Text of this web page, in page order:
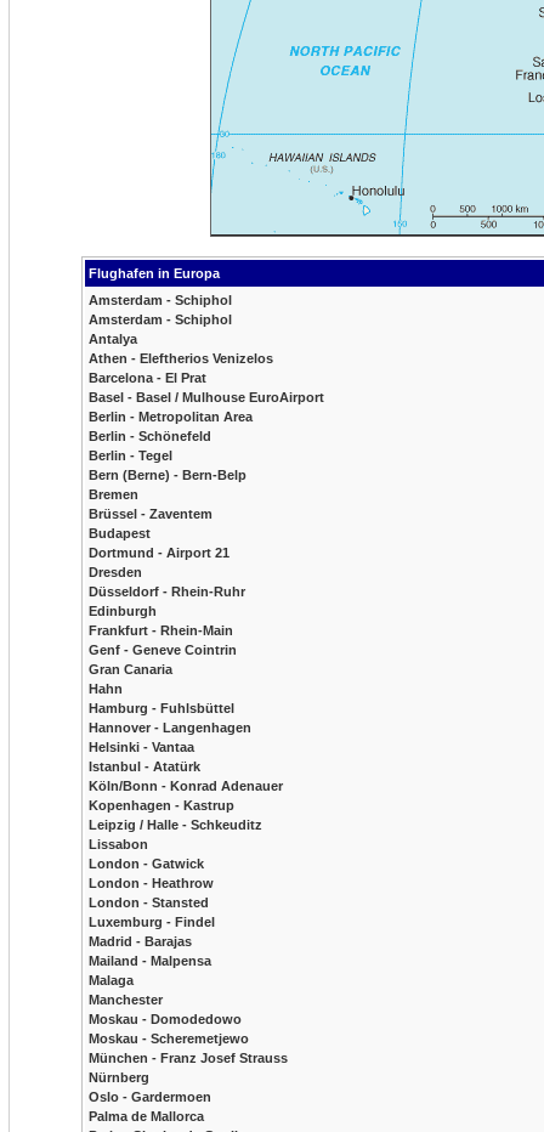
Flughafen in Europa
Amsterdam - Schiphol
Amsterdam - Schiphol
Antalya
Athen - Eleftherios Venizelos
Barcelona - El Prat
Basel - Basel / Mulhouse EuroAirport
Berlin - Metropolitan Area
Berlin - Schönefeld
Berlin - Tegel
Bern (Berne) - Bern-Belp
Bremen
Brüssel - Zaventem
Budapest
Dortmund - Airport 21
Dresden
Düsseldorf - Rhein-Ruhr
Edinburgh
Frankfurt - Rhein-Main
Genf - Geneve Cointrin
Gran Canaria
Hahn
Hamburg - Fuhlsbüttel
Hannover - Langenhagen
Helsinki - Vantaa
Istanbul - Atatürk
Köln/Bonn - Konrad Adenauer
Kopenhagen - Kastrup
Leipzig / Halle - Schkeuditz
Lissabon
London - Gatwick
London - Heathrow
London - Stansted
Luxemburg - Findel
Madrid - Barajas
Mailand - Malpensa
Malaga
Manchester
Moskau - Domodedowo
Moskau - Scheremetjewo
München - Franz Josef Strauss
Nürnberg
Oslo - Gardermoen
Palma de Mallorca